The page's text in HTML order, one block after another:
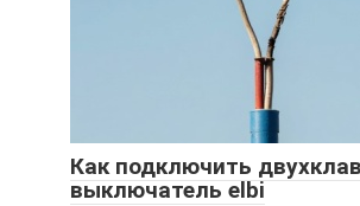
Как подключить
выключатель elbi